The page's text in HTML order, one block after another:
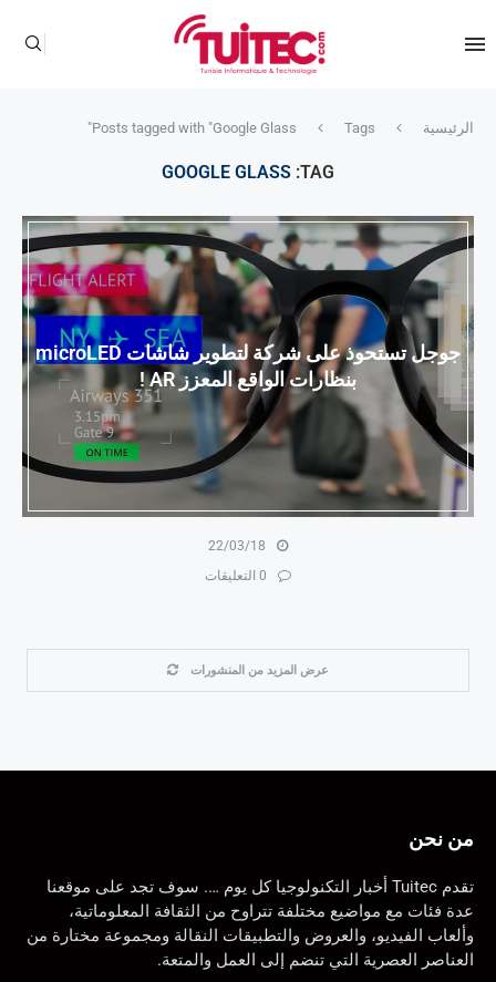
الرئيسية Tags
Posts tagged with "Google Glass"
TAG:
GOOGLE GLASS
جوجل تستحوذ على شركة لتطوير شاشات microLED
بنظارات الواقع المعزز AR !
22/03/18
0 التعليقات
عرض المزيد من المنشورات
من نحن
تقدم Tuitec أخبار التكنولوجيا كل يوم …. سوف تجد على موقعنا
عدة فئات مع مواضيع مختلفة تتراوح من الثقافة المعلوماتية،
وألعاب الفيديو، والعروض والتطبيقات النقالة ومجموعة مختارة من
العناصر العصرية التي تنضم إلى العمل والمتعة.